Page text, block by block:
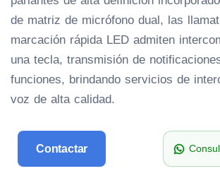
de matriz de micrófono dual, las
marcación rápida LED admiten
una tecla, transmisión de
funciones, brindando servicios de
voz de alta calidad.
Contactar